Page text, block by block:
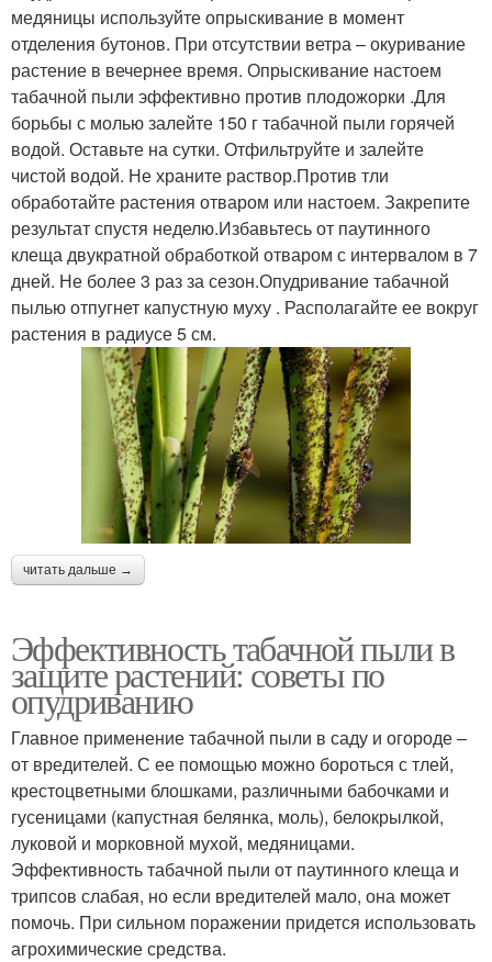
медяницы используйте опрыскивание в момент
отделения бутонов. При отсутствии ветра – окуривание
растение в вечернее время. Опрыскивание настоем
табачной пыли эффективно против плодожорки .Для
борьбы с молью залейте 150 г табачной пыли горячей
водой. Оставьте на сутки. Отфильтруйте и залейте
чистой водой. Не храните раствор.Против тли
обработайте растения отваром или настоем. Закрепите
результат спустя неделю.Избавьтесь от паутинного
клеща двукратной обработкой отваром с интервалом в 7
дней. Не более 3 раз за сезон.Опудривание табачной
пылью отпугнет капустную муху . Располагайте ее вокруг
растения в радиусе 5 см.
читать дальше →
Эффективность табачной пыли в
защите растений: советы по
опудриванию
Главное применение табачной пыли в саду и огороде –
от вредителей. С ее помощью можно бороться с тлей,
крестоцветными блошками, различными бабочками и
гусеницами (капустная белянка, моль), белокрылкой,
луковой и морковной мухой, медяницами.
Эффективность табачной пыли от паутинного клеща и
трипсов слабая, но если вредителей мало, она может
помочь. При сильном поражении придется использовать
агрохимические средства.